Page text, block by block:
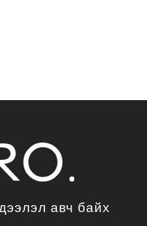
авч байх